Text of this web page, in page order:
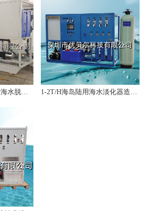
20-70吨/天海岛度假村海水脱盐系统 1-2T/H海岛陆用海水淡化器造水机